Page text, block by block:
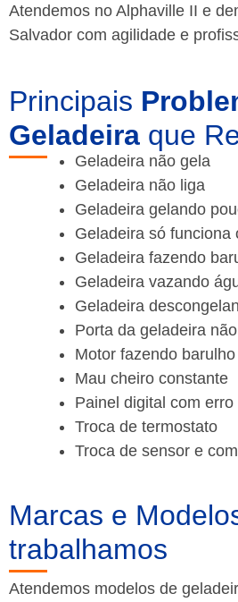
Atendemos no Alphaville II e
Salvador com agilidade e
Principais
Geladeira que
Geladeira não gela
Geladeira não liga
Geladeira gelando
Geladeira só funciona
Geladeira fazendo
Geladeira vazando
Geladeira
Porta da geladeira
Motor fazendo barulho
Mau cheiro constante
Painel digital com erro
Troca de termostato
Troca de sensor e
Marcas e
trabalhamos
Atendemos modelos de